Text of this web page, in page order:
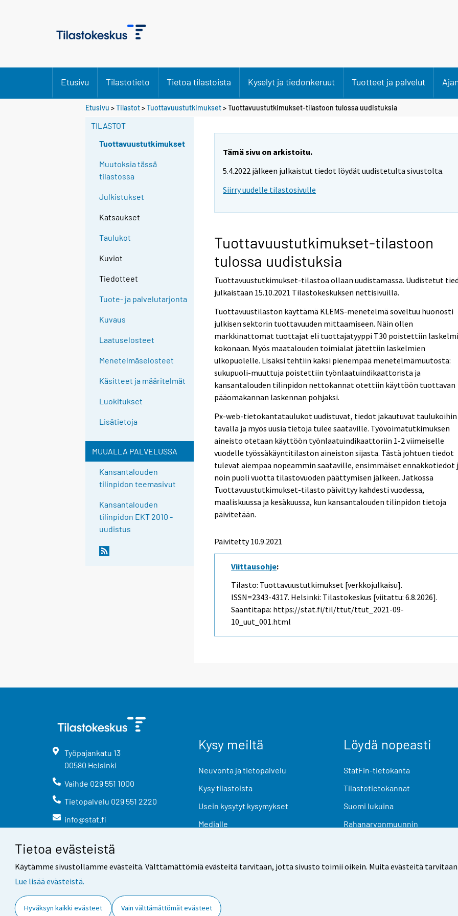
Tietoa evästeistä
Käytämme sivustollamme evästeitä. Välttämättömiä evästeitä tarvitaan, jotta sivusto toimii oikein. Muita evästeitä
Lue lisää evästeistä.
Hyväksyn kaikki evästeet Vain välttämättömät evästeet
Etusivu Tilastotieto Tietoa tilastoista Kyselyt ja tiedonkeruut Tuotteet ja palvelut
Etusivu >Tilastot>Tuottavuustutkimukset> Tuottavuustutkimukset-tilastoon tulossa uudistuksia
TILASTOT
Tuottavuustutkimukset
Muutoksia tässä
tilastossa
Julkistukset
Katsaukset
Taulukot
Kuviot
Tiedotteet
Tuote- ja palvelutarjonta
Kuvaus
Laatuselosteet
Menetelmäselosteet
Käsitteet ja määritelmät
Luokitukset
Lisätietoja
MUUALLA PALVELUSSA
Kansantalouden
tilinpidon teemasivut
Kansantalouden
tilinpidon EKT 2010 -
uudistus
Tämä sivu on arkistoitu.
5.4.2022 jälkeen julkaistut tiedot löydät uudistetulta sivustolta.
Siirry uudelle tilastosivulle
Tuottavuustutkimukset-tilastoon
tulossa uudistuksia
Tuottavuustutkimukset-tilastoa ollaan uudistamassa. Uudistetut
julkaistaan 15.10.2021 Tilastokeskuksen nettisivuilla.
Tuottavuustilaston käyttämä KLEMS-menetelmä soveltuu huonosti
julkisen sektorin tuottavuuden mittaamiseen. Näin ollen
markkinattomat tuottajat eli tuottajatyyppi T30 poistettiin
kokonaan. Myös maatalouden toimialat jätettiin laskelmien
ulkopuolelle. Lisäksi tehtiin kaksi pienempää menetelmämuutosta:
sukupuoli-muuttuja poistettiin työnlaatuindikaattorista ja
kansantalouden tilinpidon nettokannat otettiin käyttöön tuottavan
pääomakannan laskennan pohjaksi.
Px-web-tietokantataulukot uudistuvat, tiedot jakautuvat
tavalla ja myös uusia tietoja tulee saataville. Työvoimatutkimuksen
aineisto otetaan käyttöön työnlaatuindikaattoriin 1-2 viimeiselle
vuodelle työssäkäyntitilaston aineiston sijasta. Tästä johtuen tiedot
tulevat aiempaa nopeammin saataville, ensimmäiset ennakkotiedot
noin puoli vuotta tilastovuoden päättymisen jälkeen. Jatkossa
Tuottavuustutkimukset-tilasto päivittyy kahdesti vuodessa,
maaliskuussa ja kesäkuussa, kun kansantalouden tilinpidon tietoja
päivitetään.
Päivitetty 10.9.2021
Viittausohje:
Tilasto: Tuottavuustutkimukset [verkkojulkaisu].
ISSN=2343-4317. Helsinki: Tilastokeskus [viitattu: 6.8.2026].
Saantitapa: https://stat.fi/til/ttut/ttut_2021-09-
10_uut_001.html
Työpajankatu 13
00580 Helsinki
Vaihde 029 551 1000
Tietopalvelu 029 551 2220
info@stat.fi
Kysy meiltä
Neuvonta ja tietopalvelu
Kysy tilastoista
Usein kysytyt kysymykset
Medialle
Löydä nopeasti
StatFin-tietokanta
Tilastotietokannat
Suomi lukuina
Rahanarvonmuunnin
Yhteystiedot Palaute